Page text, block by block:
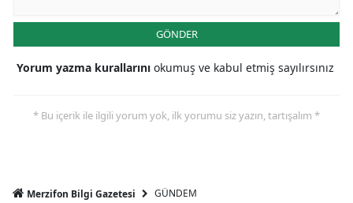
GÖNDER
Yorum yazma kurallarını okumuş ve kabul etmiş sayılırsınız
* Bu içerik ile ilgili yorum yok, ilk yorumu siz yazın, tartışalım *
Merzifon Bilgi Gazetesi GÜNDEM